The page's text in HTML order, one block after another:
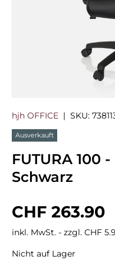
hjh OFFICE | SKU:
Ausverkauft
FUTURA 100
Schwarz
Normaler
CHF 263.90
inkl. MwSt. - zzgl. CHF
Nicht auf Lager